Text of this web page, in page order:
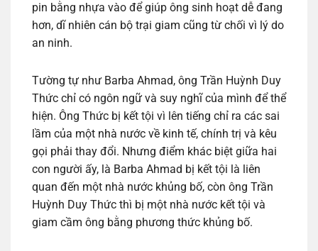
pin bằng nhựa vào để giúp ông sinh hoạt dễ đang
hơn, dĩ nhiên cán bộ trại giam cũng từ chối vì lý do
an ninh.
Tường tự như Barba Ahmad, ông Trần Huỳnh Duy
Thức chỉ có ngôn ngữ và suy nghĩ của mình để thể
hiện. Ông Thức bị kết tội vì lên tiếng chỉ ra các sai
lầm của một nhà nước về kinh tế, chính trị và kêu
gọi phải thay đổi. Nhưng điểm khác biệt giữa hai
con người ấy, là Barba Ahmad bị kết tội là liên
quan đến một nhà nước khủng bố, còn ông Trần
Huỳnh Duy Thức thì bị một nhà nước kết tội và
giam cầm ông bằng phương thức khủng bố.